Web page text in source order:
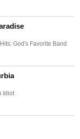
God's Favorite Band
Idiot